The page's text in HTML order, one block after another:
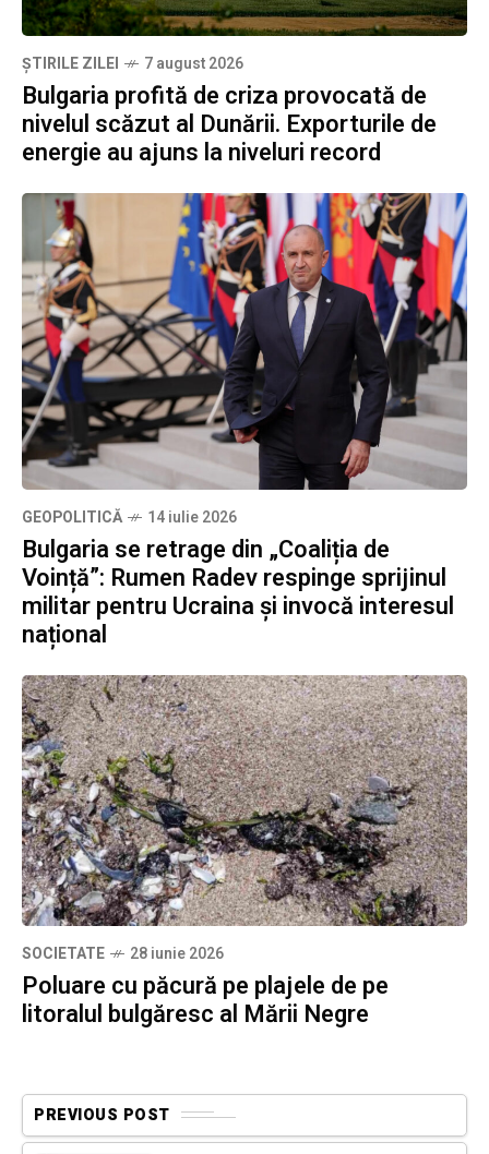
ȘTIRILE ZILEI 7 august 2026
Bulgaria profită de criza provocată de
nivelul scăzut al Dunării. Exporturile de
energie au ajuns la niveluri record
GEOPOLITICĂ 14 iulie 2026
Bulgaria se retrage din „Coaliția de
Voință”: Rumen Radev respinge sprijinul
militar pentru Ucraina și invocă interesul
național
SOCIETATE 28 iunie 2026
Poluare cu păcură pe plajele de pe
litoralul bulgăresc al Mării Negre
PREVIOUS POST